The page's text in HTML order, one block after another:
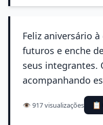
Feliz aniversário
futuros e enche
seus integrantes.
acompanhando
👁️ 917 visualizações 📋